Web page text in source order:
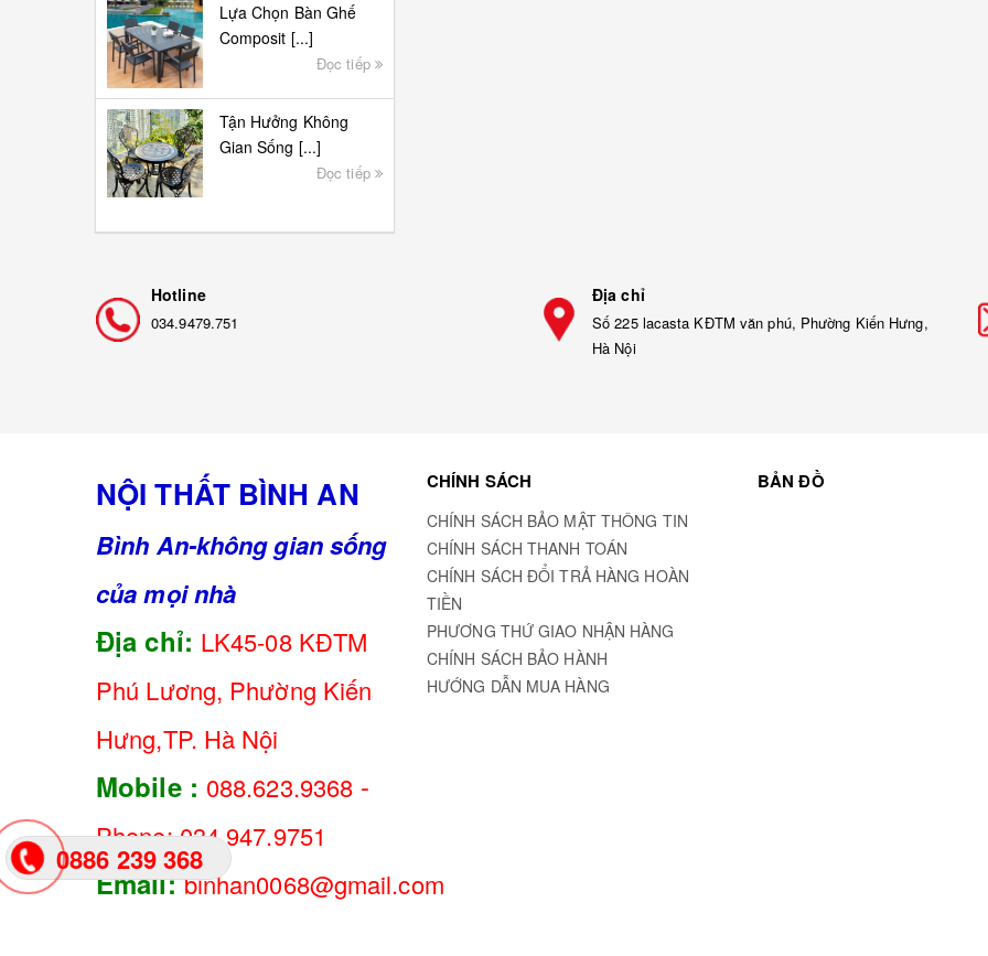
Lựa Chọn Bàn Ghế
Composit [...]
Đọc tiếp
Tận Hưởng Không
Gian Sống [...]
Đọc tiếp
Hotline
034.9479.751
Địa chỉ
Số 225 lacasta KĐTM văn phú, Phường Kiến Hưng,
Hà Nội
NỘI THẤT BÌNH AN
Bình An-không gian sống
của mọi nhà
Địa chỉ: LK45-08 KĐTM
Phú Lương, Phường Kiến
Hưng,TP. Hà Nội
Mobile : 088.623.9368 -
Phone: 034.947.9751
Email: binhan0068@gmail.com
CHÍNH SÁCH
CHÍNH SÁCH BẢO MẬT THÔNG TIN
CHÍNH SÁCH THANH TOÁN
CHÍNH SÁCH ĐỔI TRẢ HÀNG HOÀN
TIỀN
PHƯƠNG THỨ GIAO NHẬN HÀNG
CHÍNH SÁCH BẢO HÀNH
HƯỚNG DẪN MUA HÀNG
BẢN ĐỒ
0886 239 368